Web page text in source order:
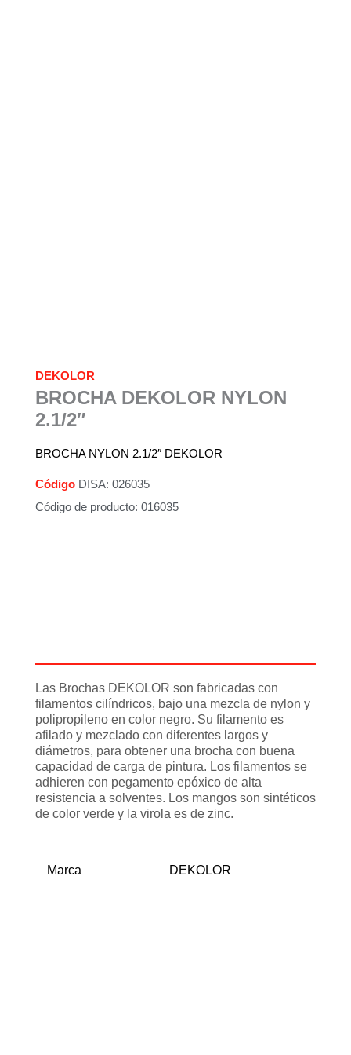
DEKOLOR
BROCHA DEKOLOR NYLON
2.1/2″
BROCHA NYLON 2.1/2″ DEKOLOR
Código DISA: 026035
Código de producto: 016035
Las Brochas DEKOLOR son fabricadas con
filamentos cilíndricos, bajo una mezcla de nylon y
polipropileno en color negro. Su filamento es
afilado y mezclado con diferentes largos y
diámetros, para obtener una brocha con buena
capacidad de carga de pintura. Los filamentos se
adhieren con pegamento epóxico de alta
resistencia a solventes. Los mangos son sintéticos
de color verde y la virola es de zinc.
Marca DEKOLOR